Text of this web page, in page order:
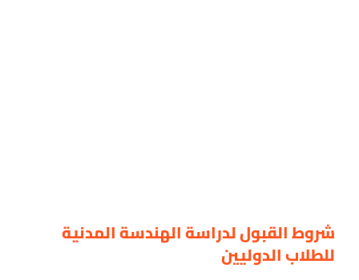
شروط القبول لدراسة الهندسة المدنية
للطلاب الدوليين